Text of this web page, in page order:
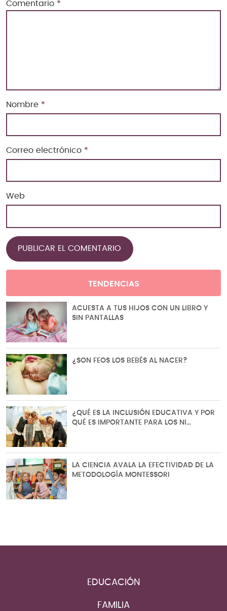
Comentario *
Nombre *
Correo electrónico *
Web
TENDENCIAS
ACUESTA A TUS HIJOS CON UN LIBRO Y
SIN PANTALLAS
¿SON FEOS LOS BEBÉS AL NACER?
¿QUÉ ES LA INCLUSIÓN EDUCATIVA Y POR
QUÉ ES IMPORTANTE PARA LOS NI…
LA CIENCIA AVALA LA EFECTIVIDAD DE LA
METODOLOGÍA MONTESSORI
EDUCACIÓN
FAMILIA